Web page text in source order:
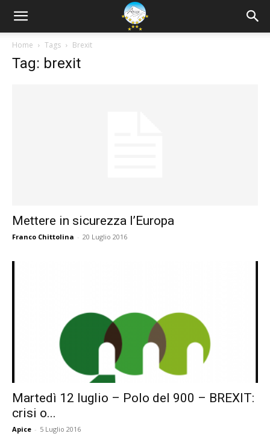
Home Tags Brexit
Tag: brexit
Mettere in sicurezza l’Europa
Franco Chittolina - 20 Luglio 2016
Martedì 12 luglio – Polo del 900 – BREXIT:
crisi o...
Apice - 5 Luglio 2016